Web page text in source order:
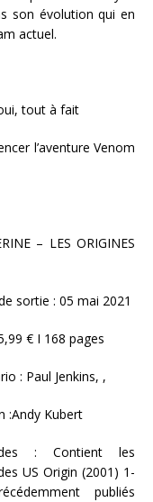
son évolution qui en
actuel.
tout à fait
l’aventure Venom
– LES ORIGINES
sortie : 05 mai 2021
€ I 168 pages
: Paul Jenkins, ,
:Andy Kubert
: Contient les
US Origin (2001) 1-
publiés